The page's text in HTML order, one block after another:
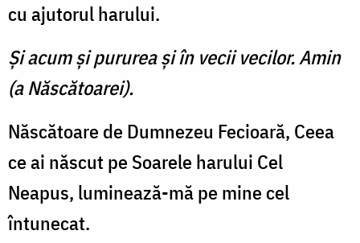
cu ajutorul harului.
Şi acum şi pururea şi în vecii vecilor. Amin
(a Născătoarei).
Născătoare de Dumnezeu Fecioară, Ceea
ce ai născut pe Soarele harului Cel
Neapus, luminează-mă pe mine cel
întunecat.